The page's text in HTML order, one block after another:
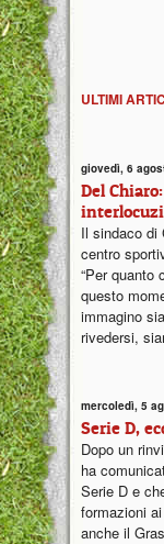
ULTIMI
giovedì, 6
Del
Il sindaco di
centro
“Per quanto
questo
immagino
rivedersi,
mercoledì, 5
Serie D,
Dopo un
ha
Serie D e
formazioni
anche il